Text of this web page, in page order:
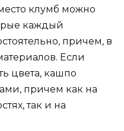
клумб можно
каждый
причем, в
Если
цвета, кашпо
причем как на
так и на